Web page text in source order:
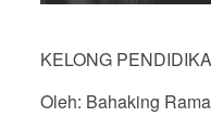
KELONG
Oleh: Bahaking